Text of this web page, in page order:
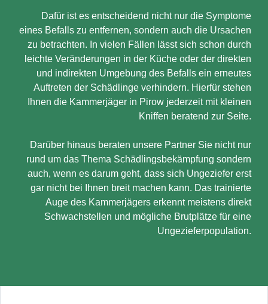
Dafür ist es entscheidend nicht nur die Symptome
eines Befalls zu entfernen, sondern auch die Ursachen
zu betrachten. In vielen Fällen lässt sich schon durch
leichte Veränderungen in der Küche oder der direkten
und indirekten Umgebung des Befalls ein erneutes
Auftreten der Schädlinge verhindern. Hierfür stehen
Ihnen die Kammerjäger in Pirow jederzeit mit kleinen
Kniffen beratend zur Seite.
Darüber hinaus beraten unsere Partner Sie nicht nur
rund um das Thema Schädlingsbekämpfung sondern
auch, wenn es darum geht, dass sich Ungeziefer erst
gar nicht bei Ihnen breit machen kann. Das trainierte
Auge des Kammerjägers erkennt meistens direkt
Schwachstellen und mögliche Brutplätze für eine
Ungezieferpopulation.